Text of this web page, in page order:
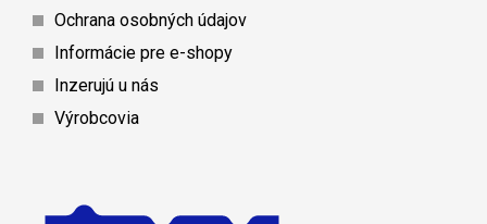
Ochrana osobných údajov
Informácie pre e-shopy
Inzerujú u nás
Výrobcovia